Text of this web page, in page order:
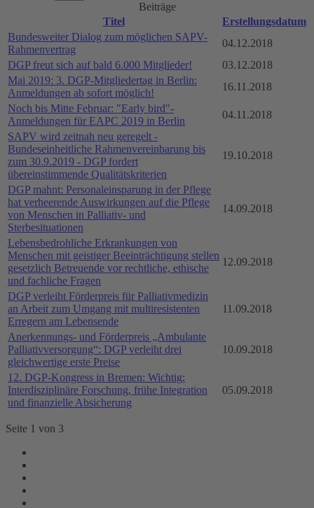
Beiträge
Titel
Erstellungsdatum
Bundesweiter Dialog zum möglichen SAPV-
Rahmenvertrag
04.12.2018
DGP freut sich auf bald 6.000 Mitglieder!
03.12.2018
Mai 2019: 3. DGP-Mitgliedertag in Berlin:
Anmeldungen ab sofort möglich!
16.11.2018
Noch bis Mitte Februar: "Early bird"-
Anmeldungen für EAPC 2019 in Berlin
04.11.2018
SAPV wird zeitnah neu geregelt -
Bundeseinheitliche Rahmenvereinbarung bis
zum 30.9.2019 - DGP fordert
übereinstimmende Qualitätskriterien
19.10.2018
DGP mahnt: Personaleinsparung in der Pflege
hat verheerende Auswirkungen auf die Pflege
von Menschen in Palliativ- und
Sterbesituationen
14.09.2018
Lebensbedrohliche Erkrankungen von
Menschen mit geistiger Beeinträchtigung stellen
gesetzlich Betreuende vor rechtliche, ethische
und fachliche Fragen
12.09.2018
DGP verleiht Förderpreis für Palliativmedizin
an Arbeit zum Umgang mit multiresistenten
Erregern am Lebensende
11.09.2018
Anerkennungs- und Förderpreis „Ambulante
Palliativversorgung“: DGP verleiht drei
gleichwertige erste Preise
10.09.2018
12. DGP-Kongress in Bremen: Wichtig:
Interdisziplinäre Forschung, frühe Integration
und finanzielle Absicherung
05.09.2018
Seite 1 von 3